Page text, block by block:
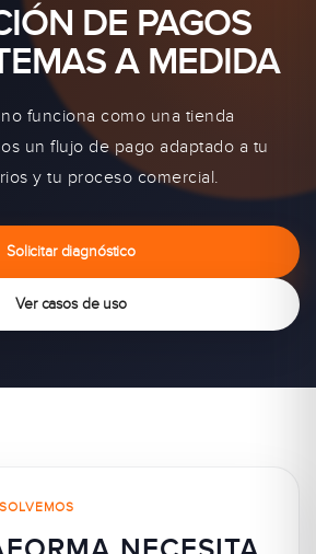
DE PAGOS
A MEDIDA
funciona como una tienda
un flujo de pago adaptado a tu
y tu proceso comercial.
Solicitar diagnóstico
Ver casos de uso